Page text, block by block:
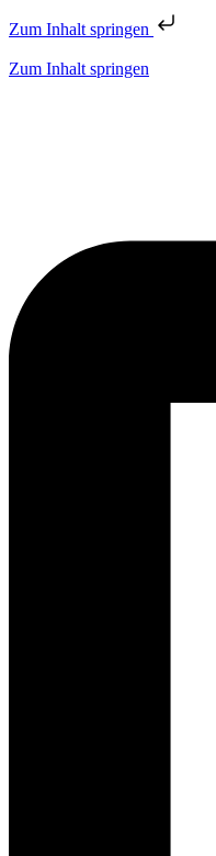
Zum Inhalt springen
Zum Inhalt springen